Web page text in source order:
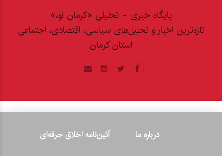
پایگاه خبری - تحلیلی «کرمان نو،»
تازه‌ترین اخبار و تحلیل‌های سیاسی، اقتصادی، اجتماعی
استان کرمان
درباره ما
آئین‌نامه اخلاق حرفه‌ای